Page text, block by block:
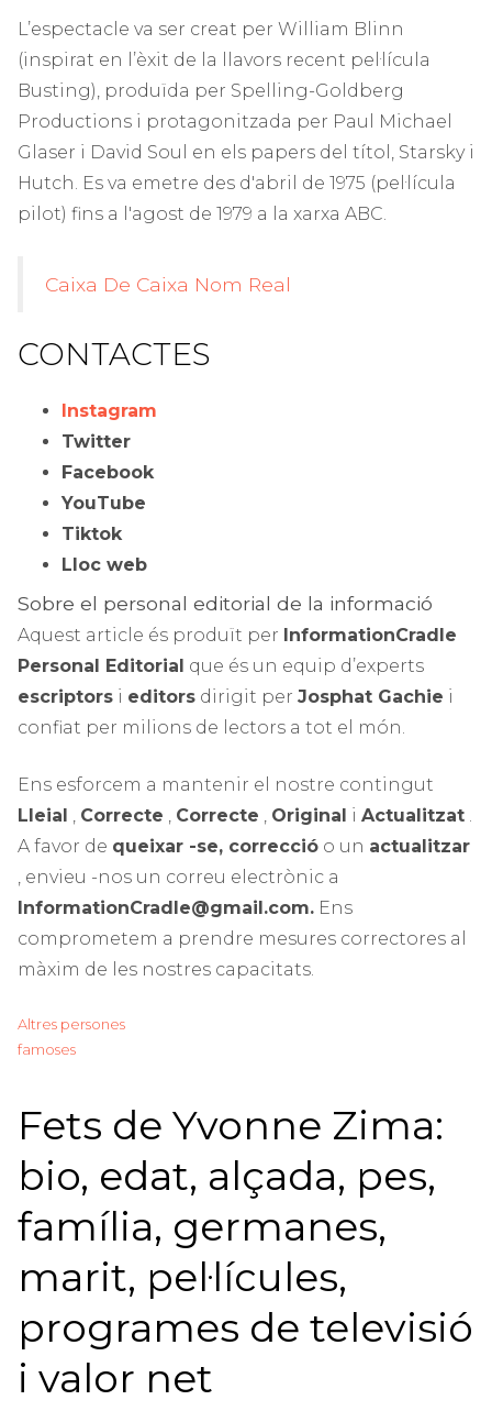
L’espectacle va ser creat per William Blinn
(inspirat en l’èxit de la llavors recent pel·lícula
Busting), produïda per Spelling-Goldberg
Productions i protagonitzada per Paul Michael
Glaser i David Soul en els papers del títol, Starsky i
Hutch. Es va emetre des d'abril de 1975 (pel·lícula
pilot) fins a l'agost de 1979 a la xarxa ABC.
Caixa De Caixa Nom Real
CONTACTES
Instagram
Twitter
Facebook
YouTube
Tiktok
Lloc web
Sobre el personal editorial de la informació
Aquest article és produït per InformationCradle
Personal Editorial que és un equip d’experts
escriptors i editors dirigit per Josphat Gachie i
confiat per milions de lectors a tot el món.
Ens esforcem a mantenir el nostre contingut
Lleial , Correcte , Correcte , Original i Actualitzat .
A favor de queixar -se, correcció o un actualitzar
, envieu -nos un correu electrònic a
InformationCradle@gmail.com. Ens
comprometem a prendre mesures correctores al
màxim de les nostres capacitats.
Altres persones
famoses
Fets de Yvonne Zima:
bio, edat, alçada, pes,
família, germanes,
marit, pel·lícules,
programes de televisió
i valor net